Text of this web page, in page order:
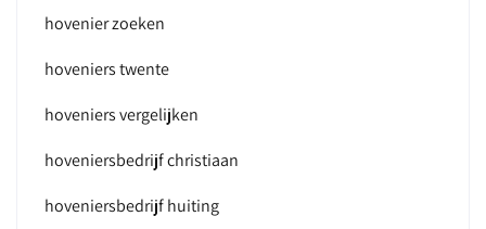
hovenier zoeken
hoveniers twente
hoveniers vergelijken
hoveniersbedrijf christiaan
hoveniersbedrijf huiting